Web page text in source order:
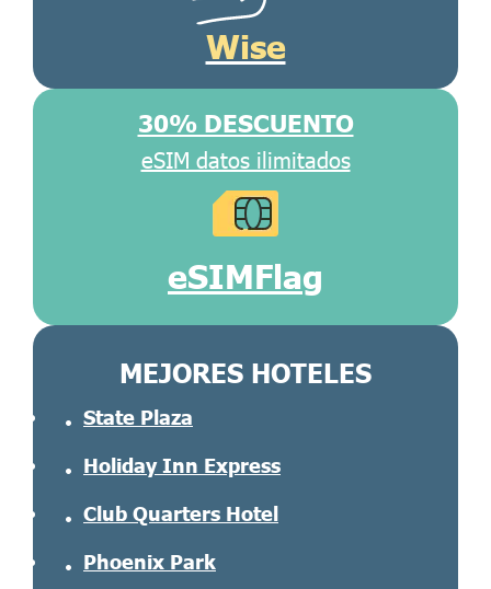
Wise
30% DESCUENTO
eSIM datos ilimitados
eSIMFlag
MEJORES HOTELES
State Plaza
Holiday Inn Express
Club Quarters Hotel
Phoenix Park